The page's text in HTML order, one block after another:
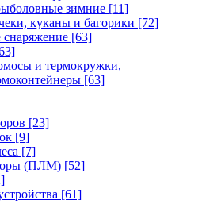
зимние [11]
куканы и багорики [72]
снаряжение [63]
и термокружки,
[63]
[23]
[9]
[7]
(ПЛМ) [52]
[61]